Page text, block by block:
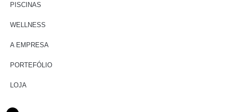
PISCINAS
WELLNESS
A EMPRESA
PORTEFÓLIO
LOJA